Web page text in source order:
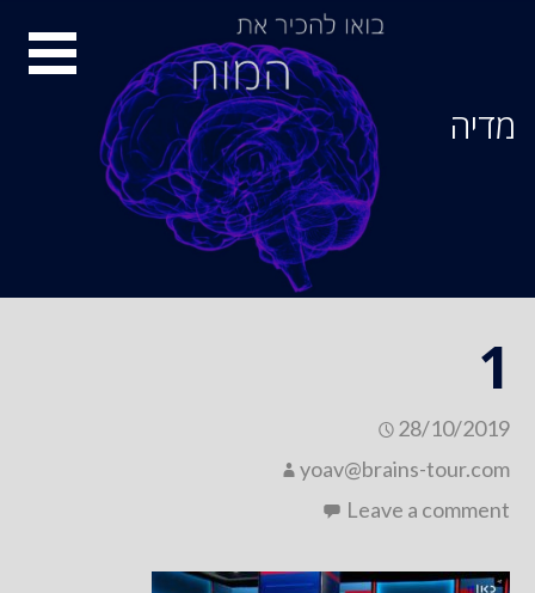
מדיה
1
28/10/2019
yoav@brains-tour.com
Leave a comment